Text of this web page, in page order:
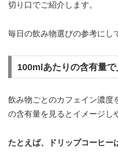
切り口でご紹介します。
毎日の飲み物選びの参考にし
100mlあたりの含有量で
飲み物ごとのカフェイン濃度
の含有量を見るとイメージし
たとえば、ドリップコーヒ